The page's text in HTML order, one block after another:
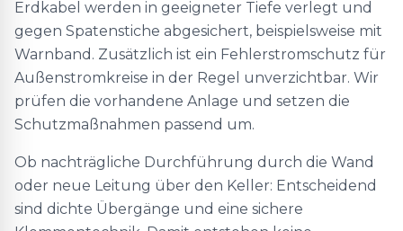
Erdkabel werden in geeigneter Tiefe verlegt und
gegen Spatenstiche abgesichert, beispielsweise mit
Warnband. Zusätzlich ist ein Fehlerstromschutz für
Außenstromkreise in der Regel unverzichtbar. Wir
prüfen die vorhandene Anlage und setzen die
Schutzmaßnahmen passend um.
Ob nachträgliche Durchführung durch die Wand
oder neue Leitung über den Keller: Entscheidend
sind dichte Übergänge und eine sichere